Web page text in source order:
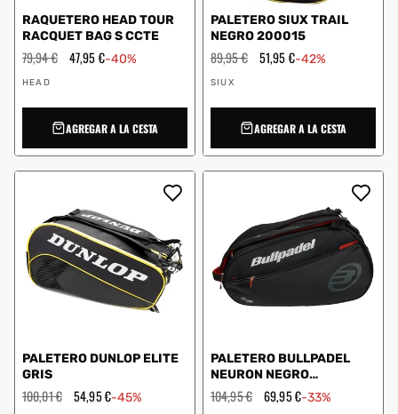
RAQUETERO HEAD TOUR
RACQUET BAG S CCTE
Precio
habitual
79,94 € Precio
de
47,95 €-40%
Proveedor:
HEAD
AGREGAR A LA CESTA
PALETERO SIUX TRAIL
NEGRO 200015
Precio
habitual
89,95 € Precio
de
51,95 €-42%
Proveedor:
SIUX
AGREGAR A LA CESTA
PALETERO DUNLOP ELITE
GRIS
Precio
habitual
100,01 € Precio
54,95 €-45%
PALETERO BULLPADEL
NEURON NEGRO
BPP26020
Precio
habitual
104,95 € Precio
69,95 €-33%